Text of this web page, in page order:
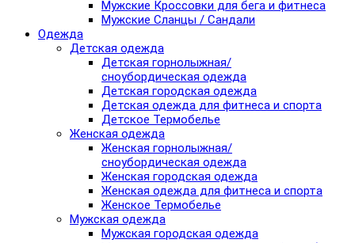
Мужские Кроссовки для бега и фитнеса
Мужские Сланцы / Сандали
Одежда
Детская одежда
Детская горнолыжная/
сноубордическая одежда
Детская городская одежда
Детская одежда для фитнеса и спорта
Детское Термобелье
Женская одежда
Женская горнолыжная/
сноубордическая одежда
Женская городская одежда
Женская одежда для фитнеса и спорта
Женское Термобелье
Мужская одежда
Мужская городская одежда